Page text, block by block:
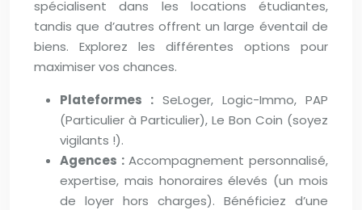
spécialisent dans les locations étudiantes,
tandis que d’autres offrent un large éventail de
biens. Explorez les différentes options pour
maximiser vos chances.
Plateformes : SeLoger, Logic-Immo, PAP
(Particulier à Particulier), Le Bon Coin (soyez
vigilants !).
Agences : Accompagnement personnalisé,
expertise, mais honoraires élevés (un mois
de loyer hors charges). Bénéficiez d’une